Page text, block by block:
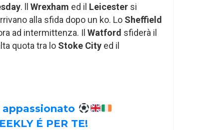
. ll Wrexham ed il Leicester si
alla sfida dopo un ko. Lo Sheffield
ad intermittenza. Il Watford sfiderà il
quota tra lo Stoke City ed il
appassionato
É PER TE!